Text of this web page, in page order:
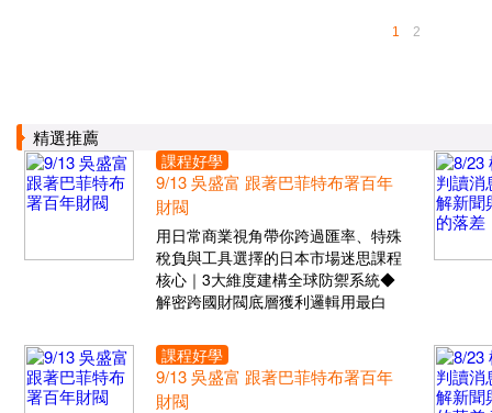
1 2
精選推薦
課程好學
9/13 吳盛富 跟著巴菲特布署百年
財閥
用日常商業視角帶你跨過匯率、特殊
稅負與工具選擇的日本市場迷思課程
核心｜3大維度建構全球防禦系統◆
解密跨國財閥底層獲利邏輯用最白
課程好學
9/13 吳盛富 跟著巴菲特布署百年
財閥